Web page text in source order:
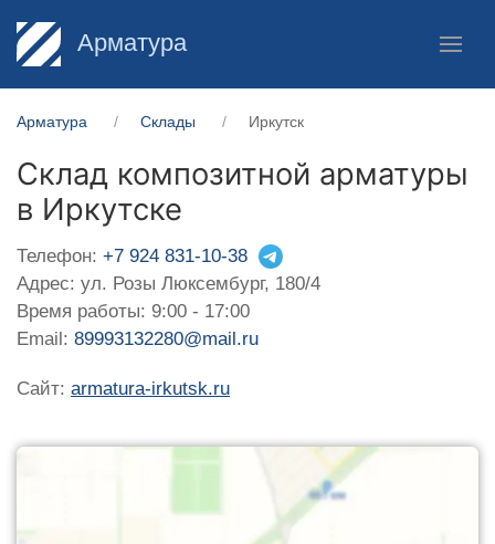
Арматура
Арматура Склады Иркутск
Склад композитной арматуры
в Иркутске
Телефон: +7 924 831-10-38
Адрес: ул. Розы Люксембург, 180/4
Время работы: 9:00 - 17:00
Email: 89993132280@mail.ru
Сайт: armatura-irkutsk.ru